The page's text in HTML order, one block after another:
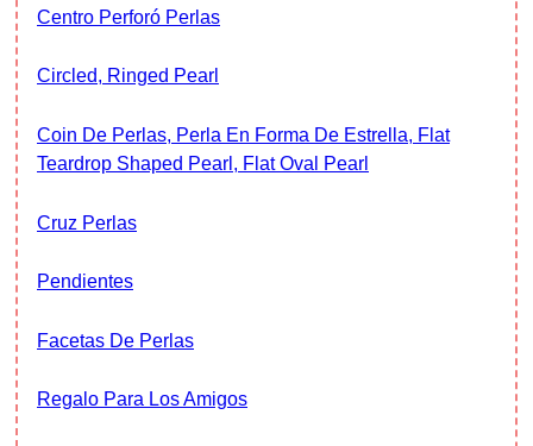
Centro Perforó Perlas
Circled, Ringed Pearl
Coin De Perlas, Perla En Forma De Estrella, Flat
Teardrop Shaped Pearl, Flat Oval Pearl
Cruz Perlas
Pendientes
Facetas De Perlas
Regalo Para Los Amigos